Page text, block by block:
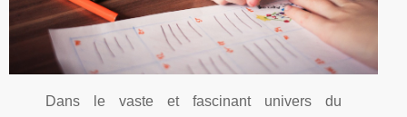
Dans le vaste et fascinant univers du